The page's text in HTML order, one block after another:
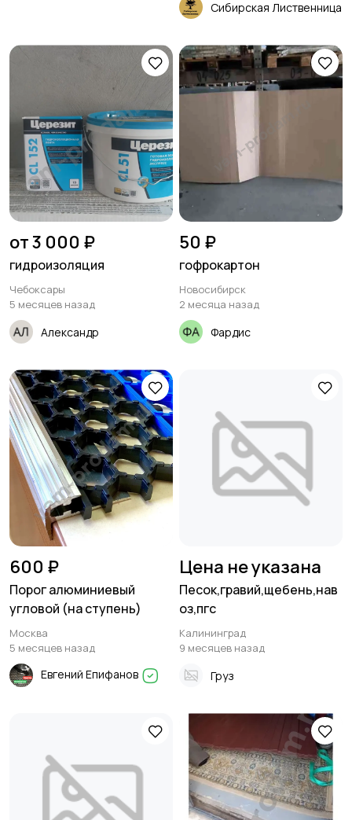
Сибирская Лиственница
от 3 000 ₽
гидроизоляция
Чебоксары
5 месяцев назад
Александр
50 ₽
гофрокартон
Новосибирск
2 месяца назад
Фардис
600 ₽
Порог алюминиевый
угловой (на ступень)
Москва
5 месяцев назад
Евгений Епифанов
Цена не указана
Песок,гравий,щебень,нав
оз,пгс
Калининград
9 месяцев назад
Груз